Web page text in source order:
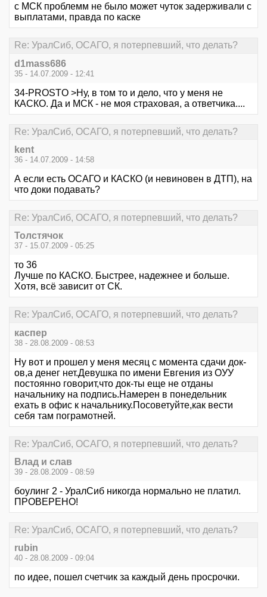
с МСК проблемм не было может чуток задерживали с
выплатами, правда по каске
Re: УралСиб, ОСАГО, я потерпевший, что делать?
d1mass686
35 - 14.07.2009 - 12:41
34-PROSTO >Ну, в том то и дело, что у меня не
КАСКО. Да и МСК - не моя страховая, а ответчика....
Re: УралСиб, ОСАГО, я потерпевший, что делать?
kent
36 - 14.07.2009 - 14:58
А если есть ОСАГО и КАСКО (и невиновен в ДТП), на
что доки подавать?
Re: УралСиб, ОСАГО, я потерпевший, что делать?
Толстячок
37 - 15.07.2009 - 05:25
то 36
Лучше по КАСКО. Быстрее, надежнее и больше.
Хотя, всё зависит от СК.
Re: УралСиб, ОСАГО, я потерпевший, что делать?
каспер
38 - 28.08.2009 - 08:53
Ну вот и прошел у меня месяц с момента сдачи док-
ов,а денег нет.Девушка по имени Евгения из ОУУ
постоянно говорит,что док-ты еще не отданы
начальнику на подпись.Намерен в понедельник
ехать в офис к начальнику.Посоветуйте,как вести
себя там пограмотней.
Re: УралСиб, ОСАГО, я потерпевший, что делать?
Влад и слав
39 - 28.08.2009 - 08:59
боулинг 2 - УралСиб никогда нормально не платил.
ПРОВЕРЕНО!
Re: УралСиб, ОСАГО, я потерпевший, что делать?
rubin
40 - 28.08.2009 - 09:04
по идее, пошел счетчик за каждый день просрочки.